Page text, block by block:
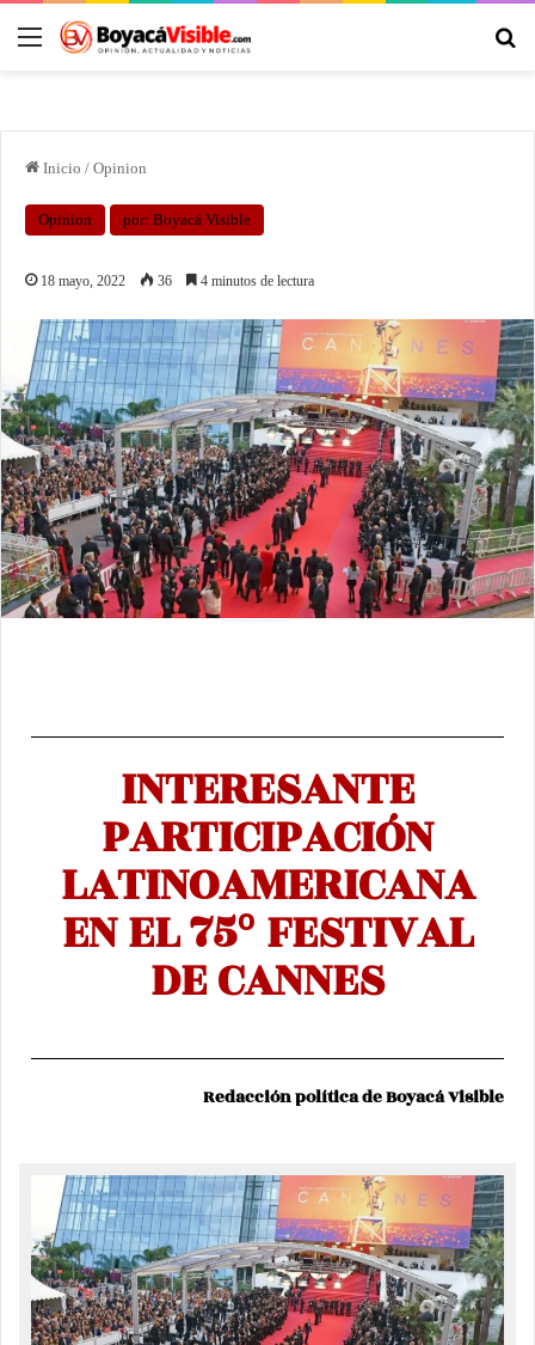
Inicio / Opinion
Opinion por: Boyacá Visible
18 mayo, 2022 36 4 minutos de lectura
INTERESANTE
PARTICIPACIÓN
LATINOAMERICANA
EN EL 75º FESTIVAL
DE CANNES
Redacción política de Boyacá Visible